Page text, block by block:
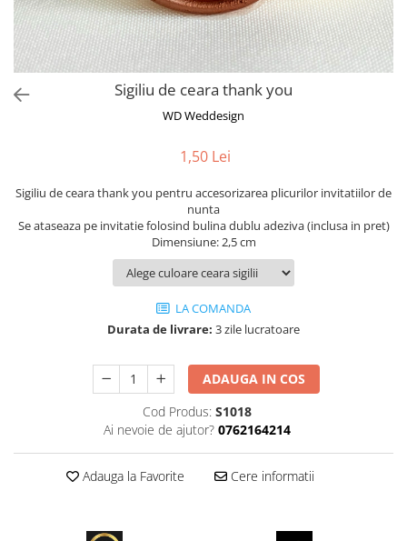
Marturii cu citate
Alte produse nunta
Sigiliu de ceara thank you
WD Weddesign
1,50 Lei
Sigiliu de ceara thank you pentru accesorizarea plicurilor invitatiilor de
nunta
Se ataseaza pe invitatie folosind bulina dublu adeziva (inclusa in pret)
Dimensiune: 2,5 cm
LA COMANDA
Durata de livrare: 3 zile lucratoare
ADAUGA IN COS
Cod Produs: S1018
Ai nevoie de ajutor? 0762164214
Adauga la Favorite Cere informatii